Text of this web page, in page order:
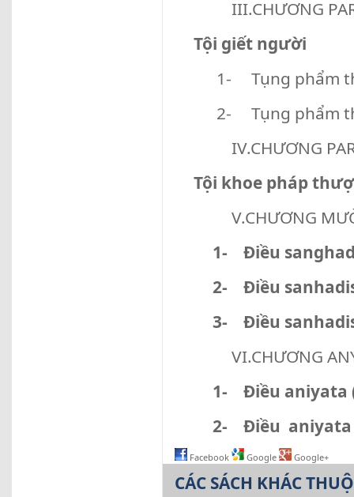
III.CHƯƠNG
Tội giết người
1- Tụng phẩm
2- Tụng phẩm
IV.CHƯƠNG
Tội khoe pháp
V.CHƯƠNG
1- Điều
2- Điều
3- Điều
VI.CHƯƠNG
1- Điều aniyata
2- Điều
Facebook Google Google+
CÁC SÁCH KHÁC